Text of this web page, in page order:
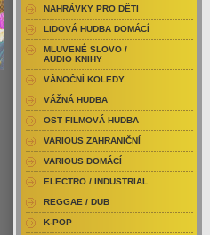
NAHRÁVKY PRO DĚTI
LIDOVÁ HUDBA DOMÁCÍ
MLUVENÉ SLOVO /
AUDIO KNIHY
VÁNOČNÍ KOLEDY
VÁŽNÁ HUDBA
OST FILMOVÁ HUDBA
VARIOUS ZAHRANIČNÍ
VARIOUS DOMÁCÍ
ELECTRO / INDUSTRIAL
REGGAE / DUB
K-POP